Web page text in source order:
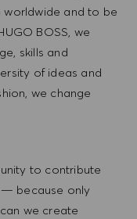
worldwide and to be
BOSS, we
skills and
of ideas and
we change
to contribute
because only
we create